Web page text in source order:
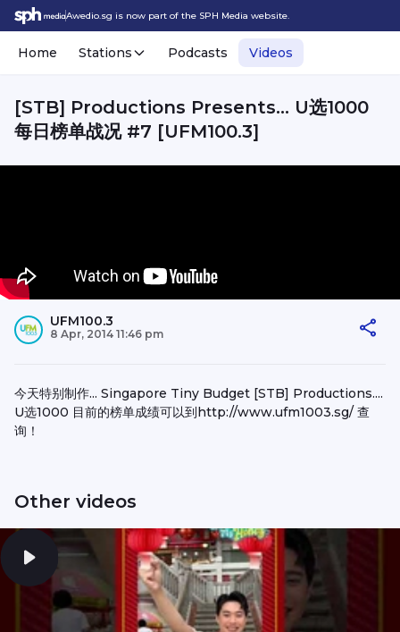
Awedio.sg is now part of the SPH Media website.
Home Stations Podcasts Videos
[STB] Productions Presents... U选1000
每日榜单战况 #7 [UFM100.3]
UFM100.3
8 Apr, 2014 11:46 pm
今天特别制作... Singapore Tiny Budget [STB] Productions....
U选1000 目前的榜单成绩可以到http://www.ufm1003.sg/ 查
询！
Other videos